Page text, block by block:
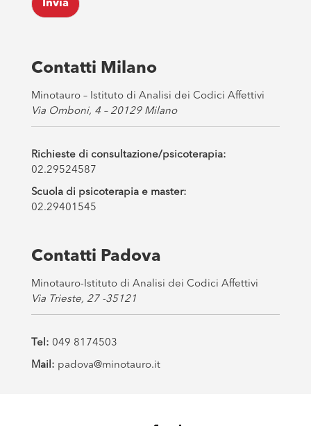
b
o
s
*
Invia
Contatti Milano
Minotauro – Istituto di Analisi dei Codici Affettivi
Via Omboni, 4 – 20129 Milano
Richieste di consultazione/psicoterapia:
02.29524587
Scuola di psicoterapia e master:
02.29401545
Contatti Padova
Minotauro-Istituto di Analisi dei Codici Affettivi
Via Trieste, 27 -35121
Tel: 049 8174503
Mail: padova@minotauro.it